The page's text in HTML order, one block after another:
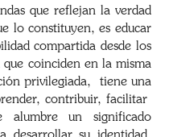
que reflejan la verdad
lo constituyen, es educar
compartida desde los
coinciden en la misma
privilegiada, tiene una
contribuir, facilitar
alumbre un significado